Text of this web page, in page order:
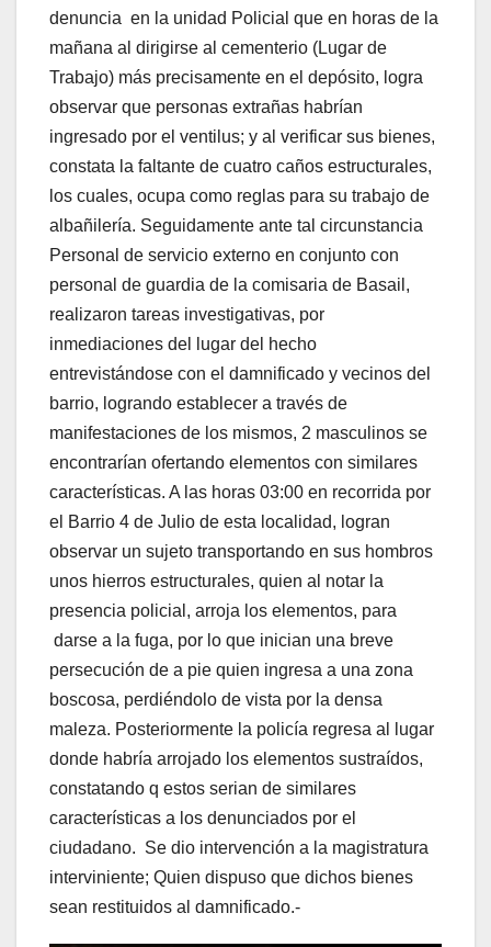
denuncia en la unidad Policial que en horas de la
mañana al dirigirse al cementerio (Lugar de
Trabajo) más precisamente en el depósito, logra
observar que personas extrañas habrían
ingresado por el ventilus; y al verificar sus bienes,
constata la faltante de cuatro caños estructurales,
los cuales, ocupa como reglas para su trabajo de
albañilería. Seguidamente ante tal circunstancia
Personal de servicio externo en conjunto con
personal de guardia de la comisaria de Basail,
realizaron tareas investigativas, por
inmediaciones del lugar del hecho
entrevistándose con el damnificado y vecinos del
barrio, logrando establecer a través de
manifestaciones de los mismos, 2 masculinos se
encontrarían ofertando elementos con similares
características. A las horas 03:00 en recorrida por
el Barrio 4 de Julio de esta localidad, logran
observar un sujeto transportando en sus hombros
unos hierros estructurales, quien al notar la
presencia policial, arroja los elementos, para
darse a la fuga, por lo que inician una breve
persecución de a pie quien ingresa a una zona
boscosa, perdiéndolo de vista por la densa
maleza. Posteriormente la policía regresa al lugar
donde habría arrojado los elementos sustraídos,
constatando q estos serian de similares
características a los denunciados por el
ciudadano. Se dio intervención a la magistratura
interviniente; Quien dispuso que dichos bienes
sean restituidos al damnificado.-